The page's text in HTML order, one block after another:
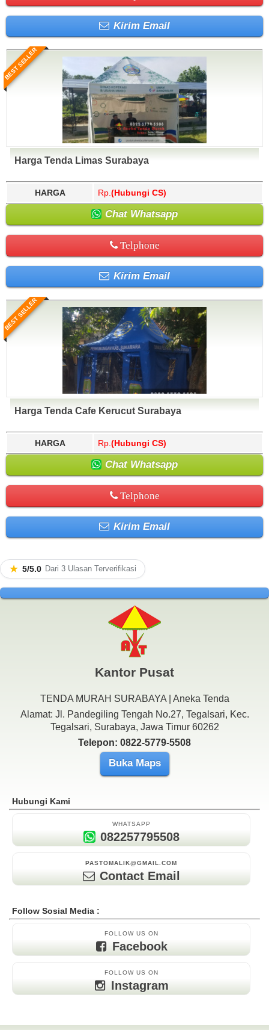
Kirim Email
BEST SELLER
Harga Tenda Limas Surabaya
HARGA Rp. (Hubungi CS)
Chat Whatsapp
Telphone
Kirim Email
BEST SELLER
Harga Tenda Cafe Kerucut Surabaya
HARGA Rp. (Hubungi CS)
Chat Whatsapp
Telphone
Kirim Email
★ 5/5.0 Dari 3 Ulasan Terverifikasi
Kantor Pusat
TENDA MURAH SURABAYA | Aneka Tenda
Alamat: Jl. Pandegiling Tengah No.27, Tegalsari, Kec.
Tegalsari, Surabaya, Jawa Timur 60262
Telepon: 0822-5779-5508
Buka Maps
Hubungi Kami
WHATSAPP
082257795508
PASTOMALIK@GMAIL.COM
Contact Email
Follow Sosial Media :
FOLLOW US ON
Facebook
FOLLOW US ON
Instagram